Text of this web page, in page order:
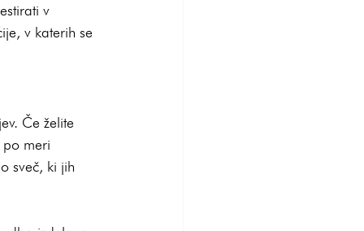
v
v katerih se
Če želite
po meri
sveč, ki jih